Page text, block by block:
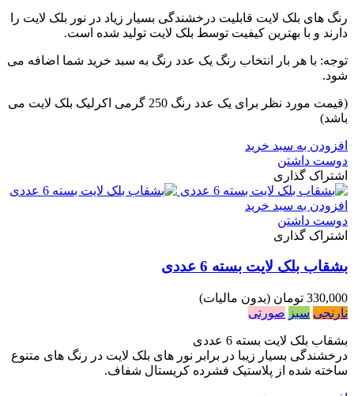
رنگ های بلک لایت قابلیت درخشندگی بسیار زیاد در نور بلک لایت را
دارند و با بهترین کیفیت توسط بلک لایت تولید شده است.
توجه: با هر بار انتخاب رنگ یک عدد رنگ به سبد خرید شما اضافه می
شود.
(قیمت مورد نظر برای یک عدد رنگ 250 گرمی اکرلیک بلک لایت می
باشد)
افزودن به سبد خرید
دوست داشتن
اشتراک گذاری
افزودن به سبد خرید
دوست داشتن
اشتراک گذاری
بشقاب بلک لایت بسته 6 عددی
330,000 تومان
(بدون مالیات)
نارنجی سبز صورتی
بشقاب بلک لایت بسته 6 عددی
درخشندگی بسیار زیبا در برابر نور های بلک لایت در رنگ های متنوع
ساخته شده از پلاستیک فشرده کریستال شفاف.